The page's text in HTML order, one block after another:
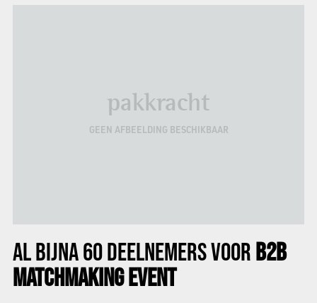
pakkracht
GEEN AFBEELDING BESCHIKBAAR
AL BIJNA 60 DEELNEMERS VOOR B2B
MATCHMAKING EVENT